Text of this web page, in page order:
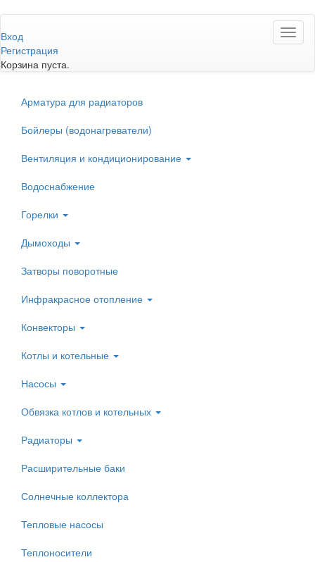
к
основному
содержанию
Вход
Регистрация
Корзина пуста.
Арматура для радиаторов
Бойлеры (водонагреватели)
Вентиляция и кондиционирование
Водоснабжение
Горелки
Дымоходы
Затворы поворотные
Инфракрасное отопление
Конвекторы
Котлы и котельные
Насосы
Обвязка котлов и котельных
Радиаторы
Расширительные баки
Солнечные коллектора
Тепловые насосы
Теплоносители